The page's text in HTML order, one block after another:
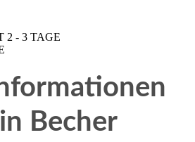
Becher